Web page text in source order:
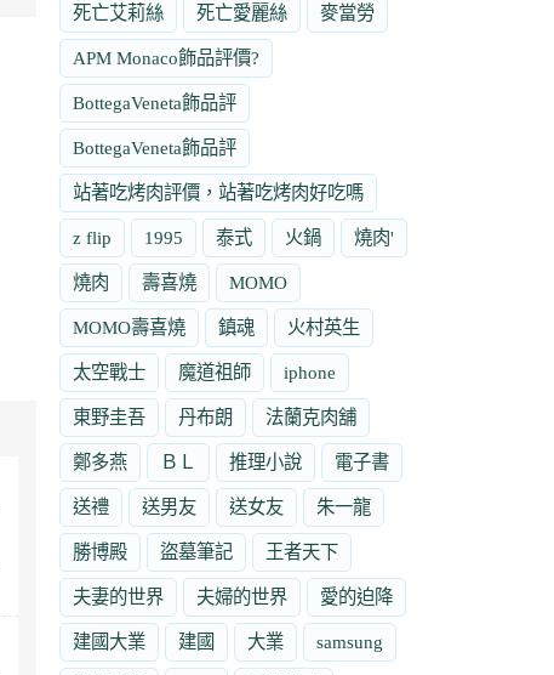
死亡艾莉絲 死亡愛麗絲 麥當勞
APM Monaco飾品評價?
BottegaVeneta飾品評
BottegaVeneta飾品評
站著吃烤肉評價，站著吃烤肉好吃嗎
z flip 1995 泰式 火鍋 燒肉'
燒肉 壽喜燒 MOMO
MOMO壽喜燒 鎮魂 火村英生
太空戰士 魔道祖師 iphone
東野圭吾 丹布朗 法蘭克肉舖
鄭多燕 ＢＬ 推理小說 電子書
送禮 送男友 送女友 朱一龍
勝博殿 盜墓筆記 王者天下
夫妻的世界 夫婦的世界 愛的迫降
建國大業 建國 大業 samsung